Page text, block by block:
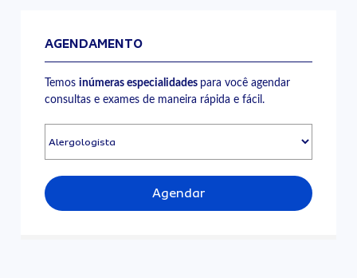
AGENDAMENTO
Temosinúmeras especialidades para você agendar
consultas e exames de maneira rápida e fácil.
Agendar